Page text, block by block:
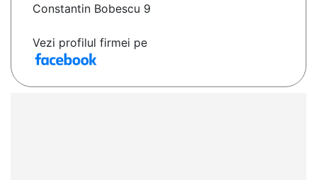
Constantin Bobescu 9
Vezi profilul firmei pe